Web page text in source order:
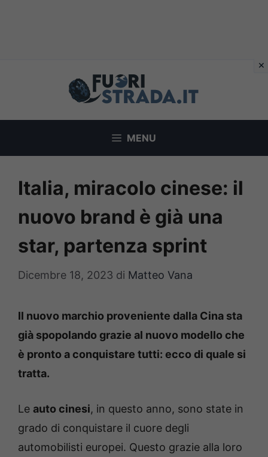
MENU
Italia, miracolo cinese: il
nuovo brand è già una
star, partenza sprint
Dicembre 18, 2023 di Matteo Vana
Il nuovo marchio proveniente dalla Cina sta
già spopolando grazie al nuovo modello che
è pronto a conquistare tutti: ecco di quale si
tratta.
Le auto cinesi, in questo anno, sono state in
grado di conquistare il cuore degli
automobilisti europei. Questo grazie alla loro